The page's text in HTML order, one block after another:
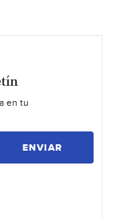
en tu
ENVIAR